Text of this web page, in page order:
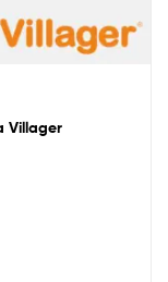
Villager